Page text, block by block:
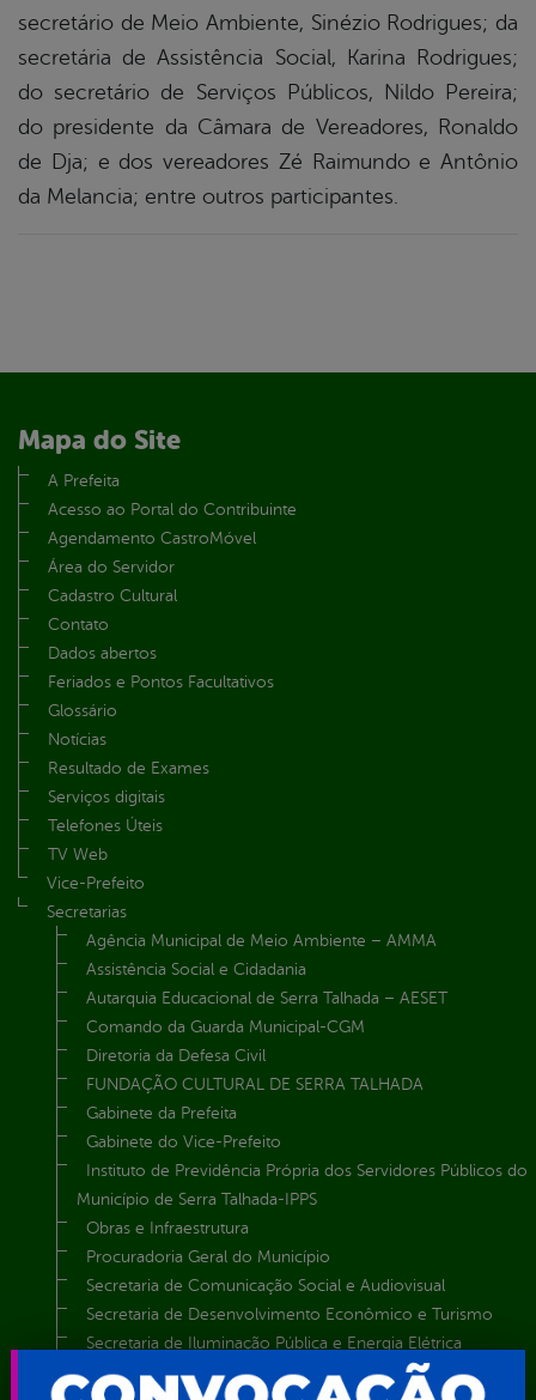
secretário de Meio Ambiente, Sinézio Rodrigues; da
secretária de Assistência Social, Karina Rodrigues;
do secretário de Serviços Públicos, Nildo Pereira;
do presidente da Câmara de Vereadores, Ronaldo
de Dja; e dos vereadores Zé Raimundo e Antônio
da Melancia; entre outros participantes.
Mapa do Site
A Prefeita
Acesso ao Portal do Contribuinte
Agendamento CastroMóvel
Área do Servidor
Cadastro Cultural
Contato
Dados abertos
Feriados e Pontos Facultativos
Glossário
Notícias
Resultado de Exames
Serviços digitais
Telefones Úteis
TV Web
Vice-Prefeito
Secretarias
Agência Municipal de Meio Ambiente – AMMA
Assistência Social e Cidadania
Autarquia Educacional de Serra Talhada – AESET
Comando da Guarda Municipal-CGM
Diretoria da Defesa Civil
FUNDAÇÃO CULTURAL DE SERRA TALHADA
Gabinete da Prefeita
Gabinete do Vice-Prefeito
Instituto de Previdência Própria dos Servidores Públicos do
Município de Serra Talhada-IPPS
Obras e Infraestrutura
Procuradoria Geral do Município
Secretaria de Comunicação Social e Audiovisual
Secretaria de Desenvolvimento Econômico e Turismo
Secretaria de Iluminação Pública e Energia Elétrica
Secretaria Municipal da Mulher – SEMU